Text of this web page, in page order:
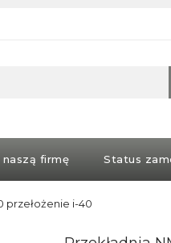
naszą firmę Status
przełożenie i-40